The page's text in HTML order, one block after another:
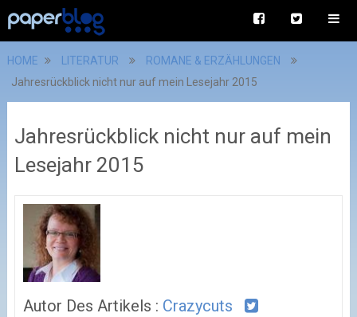
HOME LITERATUR
ROMANE & ERZÄHLUNGEN
Jahresrückblick nicht nur auf mein Lesejahr 2015
Jahresrückblick nicht nur auf mein
Lesejahr 2015
Autor Des Artikels : Crazycuts